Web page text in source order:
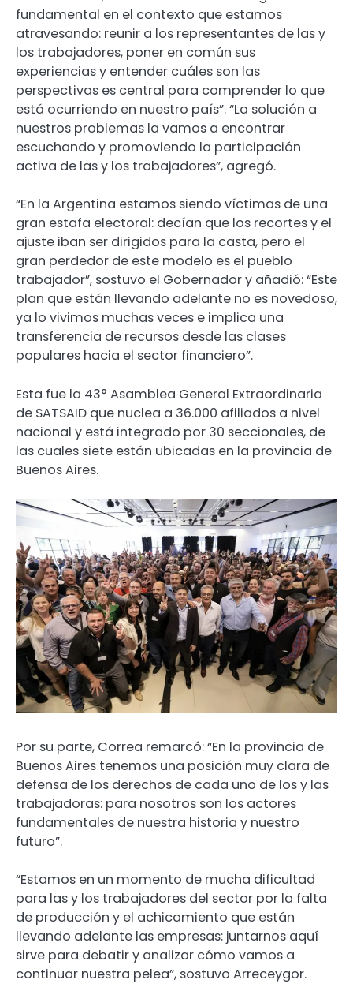
fundamental en el contexto que estamos
atravesando: reunir a los representantes de las y
los trabajadores, poner en común sus
experiencias y entender cuáles son las
perspectivas es central para comprender lo que
está ocurriendo en nuestro país”. “La solución a
nuestros problemas la vamos a encontrar
escuchando y promoviendo la participación
activa de las y los trabajadores”, agregó.
“En la Argentina estamos siendo víctimas de una
gran estafa electoral: decían que los recortes y el
ajuste iban ser dirigidos para la casta, pero el
gran perdedor de este modelo es el pueblo
trabajador”, sostuvo el Gobernador y añadió: “Este
plan que están llevando adelante no es novedoso,
ya lo vivimos muchas veces e implica una
transferencia de recursos desde las clases
populares hacia el sector financiero”.
Esta fue la 43° Asamblea General Extraordinaria
de SATSAID que nuclea a 36.000 afiliados a nivel
nacional y está integrado por 30 seccionales, de
las cuales siete están ubicadas en la provincia de
Buenos Aires.
Por su parte, Correa remarcó: “En la provincia de
Buenos Aires tenemos una posición muy clara de
defensa de los derechos de cada uno de los y las
trabajadoras: para nosotros son los actores
fundamentales de nuestra historia y nuestro
futuro”.
“Estamos en un momento de mucha dificultad
para las y los trabajadores del sector por la falta
de producción y el achicamiento que están
llevando adelante las empresas: juntarnos aquí
sirve para debatir y analizar cómo vamos a
continuar nuestra pelea”, sostuvo Arreceygor.